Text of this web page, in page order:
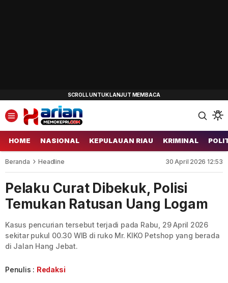
HOME NASIONAL KEPULAUAN RIAU KRIMINAL
Beranda Headline 30 April 2026 12:53
Pelaku Curat Dibekuk, Polisi
Temukan Ratusan Uang Logam
Kasus pencurian tersebut terjadi pada Rabu, 29 April 2026
sekitar pukul 00.30 WIB di ruko Mr. KIKO Petshop yang berada
di Jalan Hang Jebat.
Penulis : Redaksi